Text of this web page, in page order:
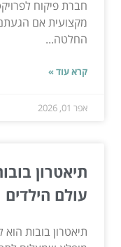
חברת פיקוח
מקצועית אם
החלטה...
קרא עוד »
אפר 01, 2026
תיאטרון
עולם הילדים
תיאטרון בובות